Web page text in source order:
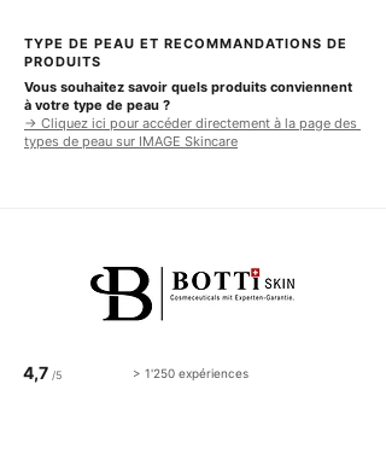
TYPE DE PEAU ET RECOMMANDATIONS DE
PRODUITS
Vous souhaitez savoir quels produits conviennent
à votre type de peau ?
→ Cliquez ici pour accéder directement à la page des
types de peau sur IMAGE Skincare
4,7 /5 > 1'250 expériences